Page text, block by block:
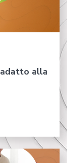
adatto alla